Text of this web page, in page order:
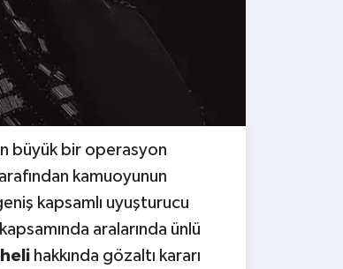
büyük bir operasyon
kamuoyunun
kapsamlı uyuşturucu
aralarında ünlü
hakkında gözaltı kararı